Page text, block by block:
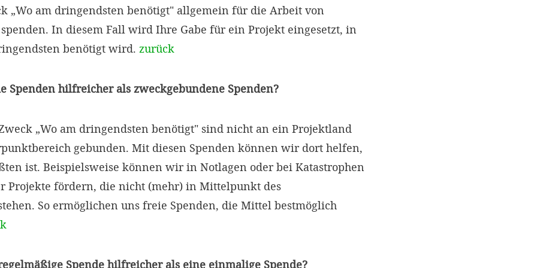
„Wo am dringendsten benötigt" allgemein für die Arbeit von
In diesem Fall wird Ihre Gabe für ein Projekt eingesetzt, in
benötigt wird. zurück
Spenden hilfreicher als zweckgebundene Spenden?
„Wo am dringendsten benötigt" sind nicht an ein Projektland
gebunden. Mit diesen Spenden können wir dort helfen,
ist. Beispielsweise können wir in Notlagen oder bei Katastrophen
Projekte fördern, die nicht (mehr) in Mittelpunkt des
So ermöglichen uns freie Spenden, die Mittel bestmöglich
Spende hilfreicher als eine einmalige Spende?